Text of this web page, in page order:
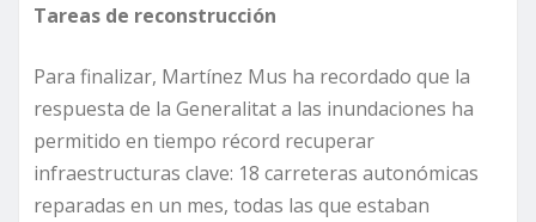
Tareas de reconstrucción
Para finalizar, Martínez Mus ha recordado que la
respuesta de la Generalitat a las inundaciones ha
permitido en tiempo récord recuperar
infraestructuras clave: 18 carreteras autonómicas
reparadas en un mes, todas las que estaban